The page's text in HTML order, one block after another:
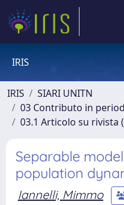
IRIS
IRIS
SIARI UNITN
03 Contributo in
03.1 Articolo su rivista
Separable
population
Iannelli, Mimmo